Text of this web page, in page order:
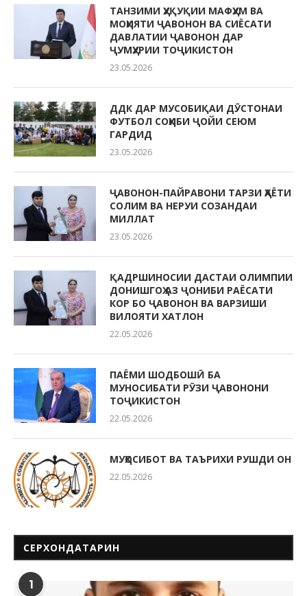
ТАНЗИМИ ҲУҚУҚИИ МАФҲУМ ВА
МОҲИЯТИ ҶАВОНОН ВА СИЁСАТИ
ДАВЛАТИИ ҶАВОНОН ДАР
ҶУМҲУРИИ ТОҶИКИСТОН
23.05.2026
ДДК ДАР МУСОБИҚАИ ДӮСТОНАИ
ФУТБОЛ СОҲИБИ ҶОЙИ СЕЮМ
ГАРДИД
23.05.2026
ҶАВОНОН-ПАЙРАВОНИ ТАРЗИ ҲАЁТИ
СОЛИМ ВА НЕРУИ СОЗАНДАИ
МИЛЛАТ
23.05.2026
ҚАДРШИНОСИИ ДАСТАИ ОЛИМПИИ
ДОНИШГОҲ АЗ ҶОНИБИ РАЁСАТИ
КОР БО ҶАВОНОН ВА ВАРЗИШИ
ВИЛОЯТИ ХАТЛОН
22.05.2026
ПАЁМИ ШОДБОШӢ БА
МУНОСИБАТИ РӮЗИ ҶАВОНОНИ
ТОҶИКИСТОН
22.05.2026
МУҲОСИБОТ ВА ТАЪРИХИ РУШДИ ОН
22.05.2026
СЕРХОНДАТАРИН
1